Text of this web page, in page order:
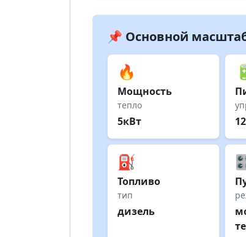
📌 Основной
🔥
Мощность
тепло
5кВт
⛽
Топливо
тип
дизель